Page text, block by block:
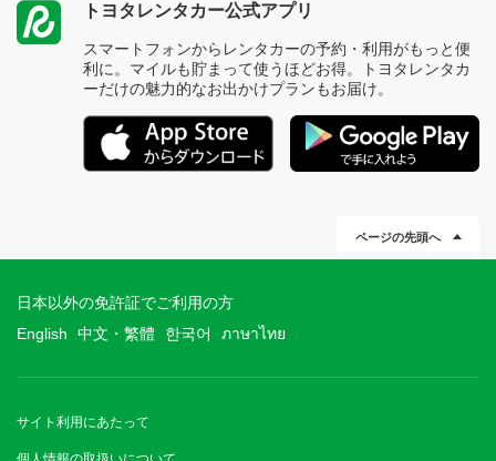
トヨタレンタカー公式アプリ
スマートフォンからレンタカーの予約・利用がもっと便
利に。マイルも貯まって使うほどお得。トヨタレンタカ
ーだけの魅力的なお出かけプランもお届け。
ページの先頭へ
日本以外の免許証でご利用の方
English
中文・繁體 한국어 ภาษาไทย
サイト利用にあたって